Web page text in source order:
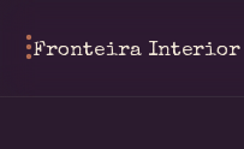
Fronteira Interior